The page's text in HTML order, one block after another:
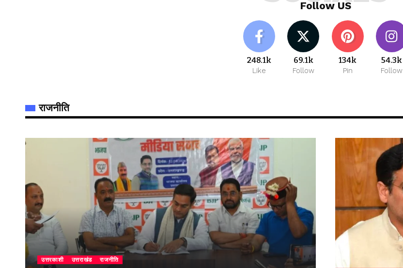
Follow US
248.1k
Like
69.1k
Follow
134k
Pin
54.3k
Follow
राजनीति
उत्तरकाशी उत्तराखंड राजनीति